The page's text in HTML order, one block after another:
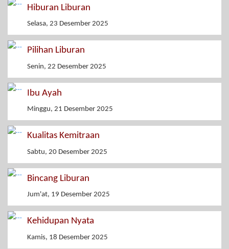
Hiburan Liburan
Selasa, 23 Desember 2025
Pilihan Liburan
Senin, 22 Desember 2025
Ibu Ayah
Minggu, 21 Desember 2025
Kualitas Kemitraan
Sabtu, 20 Desember 2025
Bincang Liburan
Jum'at, 19 Desember 2025
Kehidupan Nyata
Kamis, 18 Desember 2025